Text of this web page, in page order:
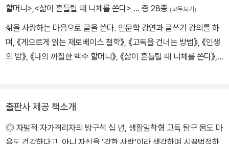
할머니>,<삶이 흔들릴 때 니체를 쓴다> … 총 28종 (모두보기)
삶을 사랑하는 마음으로 글을 쓴다. 인문학 강연과 글쓰기 강의를 하
며, 《게으르게 읽는 제로베이스 철학》, 《고독을 건너는 방법》, 《인생
의 밤》, 《나의 까칠한 백수 할머니》, 《삶이 흔들릴 때 니체를 쓴다》,
출판사 제공 책소개
◎ 자발적 자가격리자의 방구석 십 년, 생활밀착형 고독 탐구 몸도 마